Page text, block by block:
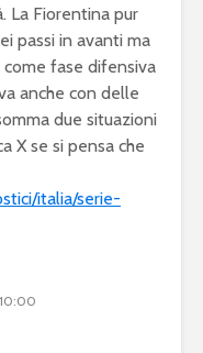
La Fiorentina pur
passi in avanti ma
fase difensiva
anche con delle
due situazioni
X se si pensa che
italia/serie-